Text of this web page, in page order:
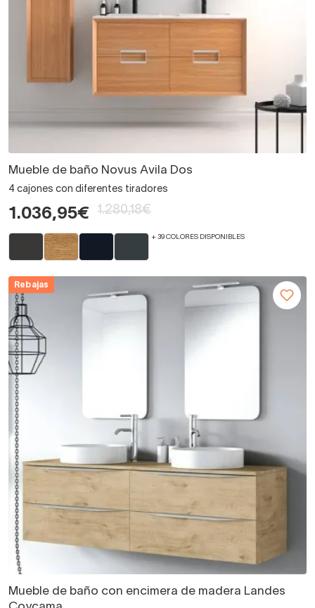
Mueble de baño Novus Avila Dos
4 cajones con diferentes tiradores
1.036,95€ 1.280,18€
+ 39 COLORES DISPONIBLES
Rebajas
Mueble de baño con encimera de madera Landes